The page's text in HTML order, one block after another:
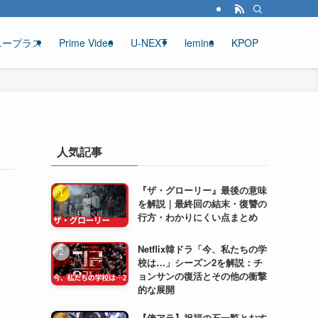
プラス Prime Video U-NEXT lemino KPOP
人気記事
『ザ・グローリー』最後の意味
を解説｜最終回の結末・復讐の
行方・わかりにくい点まとめ
Netflix韓ドラ「今、私たちの学
校は…」シーズン2を解説：チ
ョンサンの復活とその他の衝撃
的な展開